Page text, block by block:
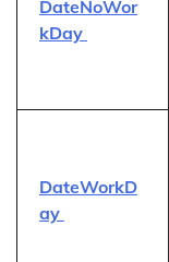
DateNoWor
kDay
DateWorkD
ay